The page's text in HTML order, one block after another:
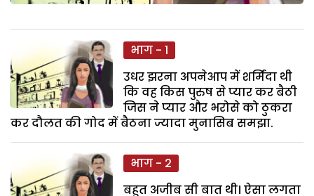
भाग - 1
उधर झरना अपनेआप में शर्मिंदा थी
कि वह किस पुरुष से प्यार कर बैठी
जिस ने प्यार और भरोसे को ठुकरा
कर दौलत की गोद में बैठना ज्यादा मुनासिब समझा.
भाग - 2
बहुत अजीब सी बात थी। ऐसा लगता